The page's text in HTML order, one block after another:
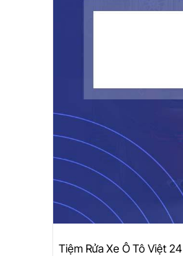
Tiệm Rửa Xe Ô Tô Việt